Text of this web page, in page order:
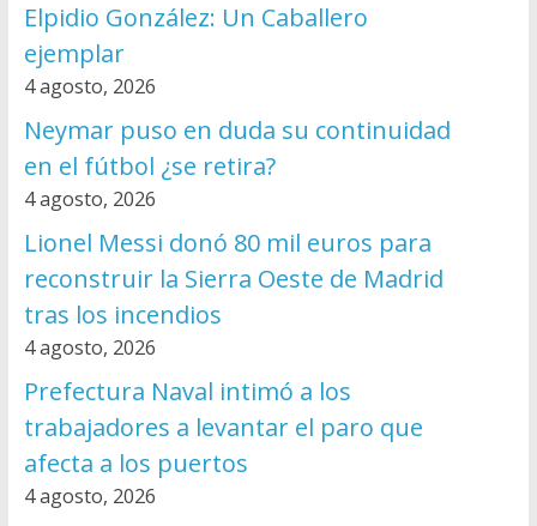
Elpidio González: Un Caballero
ejemplar
4 agosto, 2026
Neymar puso en duda su continuidad
en el fútbol ¿se retira?
4 agosto, 2026
Lionel Messi donó 80 mil euros para
reconstruir la Sierra Oeste de Madrid
tras los incendios
4 agosto, 2026
Prefectura Naval intimó a los
trabajadores a levantar el paro que
afecta a los puertos
4 agosto, 2026